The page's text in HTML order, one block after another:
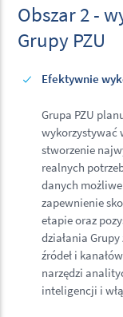
Obszar 2 -
Grupy PZU
Efektywnie
Grupa PZU
wykorzystywać
stworzenie
realnych
danych
zapewnienie
etapie oraz
działania
źródeł i
narzędzi
inteligencji i